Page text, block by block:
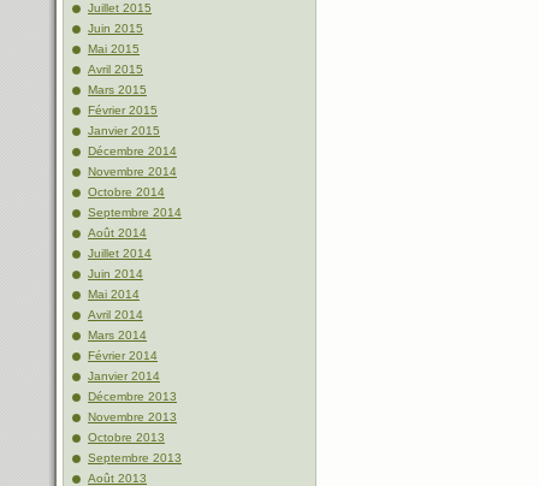
Juillet 2015
Juin 2015
Mai 2015
Avril 2015
Mars 2015
Février 2015
Janvier 2015
Décembre 2014
Novembre 2014
Octobre 2014
Septembre 2014
Août 2014
Juillet 2014
Juin 2014
Mai 2014
Avril 2014
Mars 2014
Février 2014
Janvier 2014
Décembre 2013
Novembre 2013
Octobre 2013
Septembre 2013
Août 2013